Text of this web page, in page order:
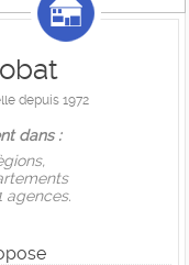
depuis 1972
dans :
agences.